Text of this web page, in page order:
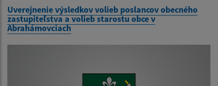
Uverejnenie výsledkov volieb poslancov obecného
zastupiteľstva a volieb starostu obce v
Abrahámovciach